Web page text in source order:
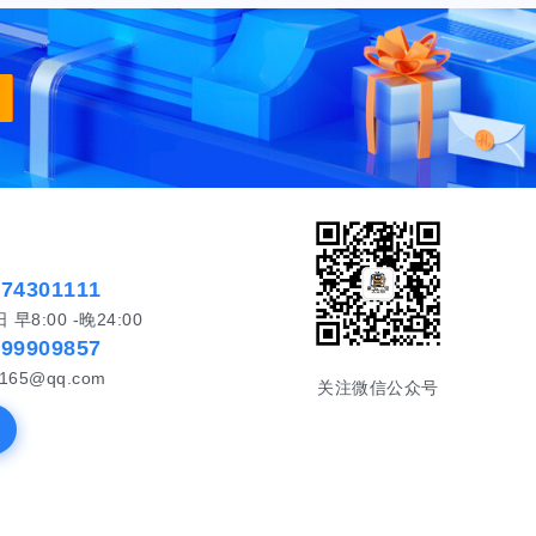
早8:00 -晚24:00
关注微信公众号